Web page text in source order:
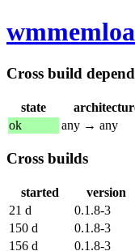
Cross build
state
ok
any → any
Cross builds
started version
21 d
0.1.8-3
150 d
0.1.8-3
156 d
0.1.8-3